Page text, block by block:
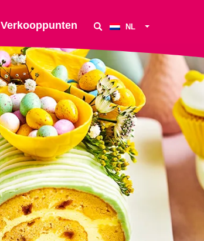
Verkooppunten NL